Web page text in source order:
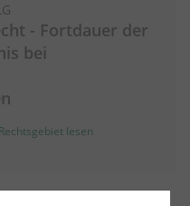
- Fortdauer der
bei
lesen